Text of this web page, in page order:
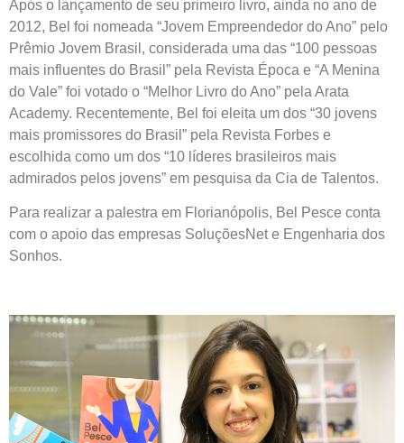
Após o lançamento de seu primeiro livro, ainda no ano de
2012, Bel foi nomeada “Jovem Empreendedor do Ano” pelo
Prêmio Jovem Brasil, considerada uma das “100 pessoas
mais influentes do Brasil” pela Revista Época e “A Menina
do Vale” foi votado o “Melhor Livro do Ano” pela Arata
Academy. Recentemente, Bel foi eleita um dos “30 jovens
mais promissores do Brasil” pela Revista Forbes e
escolhida como um dos “10 líderes brasileiros mais
admirados pelos jovens” em pesquisa da Cia de Talentos.
Para realizar a palestra em Florianópolis, Bel Pesce conta
com o apoio das empresas SoluçõesNet e Engenharia dos
Sonhos.